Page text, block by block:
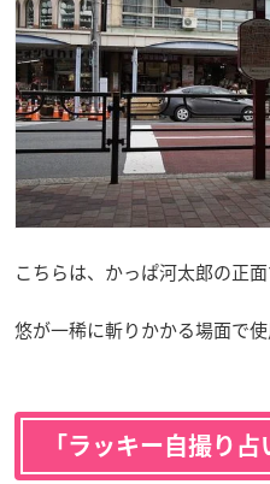
こちらは、かっぱ河太郎の正面
悠が一稀に斬りかかる場面で
「ラッキー自撮り